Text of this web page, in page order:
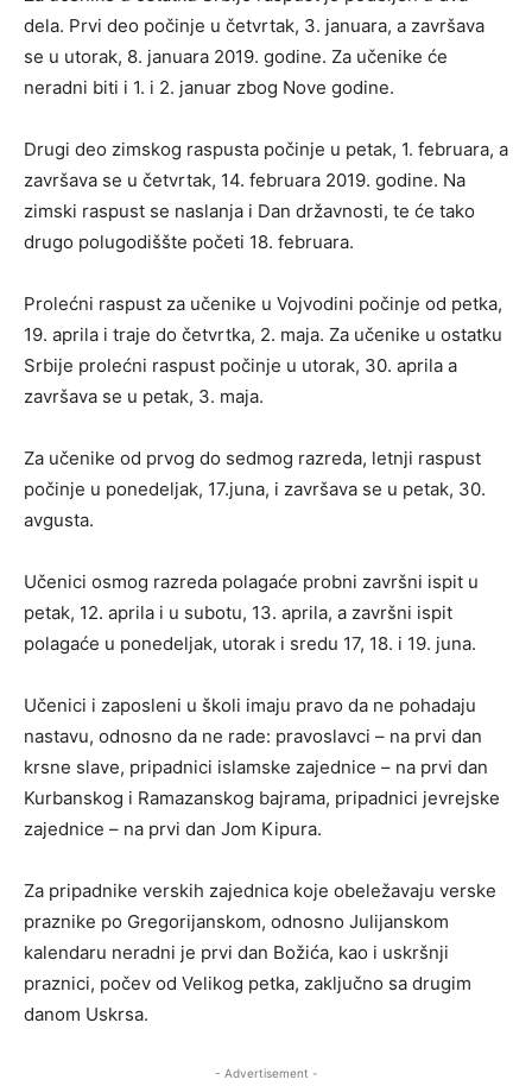
dela. Prvi deo počinje u četvrtak, 3. januara, a završava
se u utorak, 8. januara 2019. godine. Za učenike će
neradni biti i 1. i 2. januar zbog Nove godine.
Drugi deo zimskog raspusta počinje u petak, 1. februara, a
završava se u četvrtak, 14. februara 2019. godine. Na
zimski raspust se naslanja i Dan državnosti, te će tako
drugo polugodiššte početi 18. februara.
Prolećni raspust za učenike u Vojvodini počinje od petka,
19. aprila i traje do četvrtka, 2. maja. Za učenike u ostatku
Srbije prolećni raspust počinje u utorak, 30. aprila a
završava se u petak, 3. maja.
Za učenike od prvog do sedmog razreda, letnji raspust
počinje u ponedeljak, 17.juna, i završava se u petak, 30.
avgusta.
Učenici osmog razreda polagaće probni završni ispit u
petak, 12. aprila i u subotu, 13. aprila, a završni ispit
polagaće u ponedeljak, utorak i sredu 17, 18. i 19. juna.
Učenici i zaposleni u školi imaju pravo da ne pohadaju
nastavu, odnosno da ne rade: pravoslavci – na prvi dan
krsne slave, pripadnici islamske zajednice – na prvi dan
Kurbanskog i Ramazanskog bajrama, pripadnici jevrejske
zajednice – na prvi dan Jom Kipura.
Za pripadnike verskih zajednica koje obeležavaju verske
praznike po Gregorijanskom, odnosno Julijanskom
kalendaru neradni je prvi dan Božića, kao i uskršnji
praznici, počev od Velikog petka, zaključno sa drugim
danom Uskrsa.
- Advertisement -